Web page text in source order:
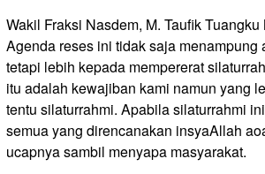
Wakil Fraksi Nasdem, M. Taufik
Agenda reses ini tidak saja menampung
tetapi lebih kepada mempererat
itu adalah kewajiban kami namun yang
tentu silaturrahmi. Apabila silaturrahmi
semua yang direncanakan insyaAllah
ucapnya sambil menyapa masyarakat.